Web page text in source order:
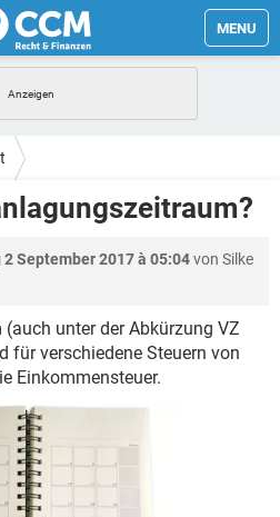
MENU
September 2017 à 05:04von Silke
unter der Abkürzung VZ
für verschiedene Steuern von
Einkommensteuer.